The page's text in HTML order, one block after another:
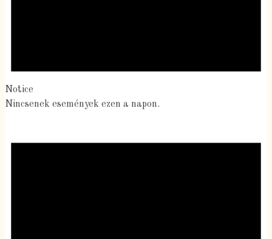
Notice
Nincsenek események ezen a napon.